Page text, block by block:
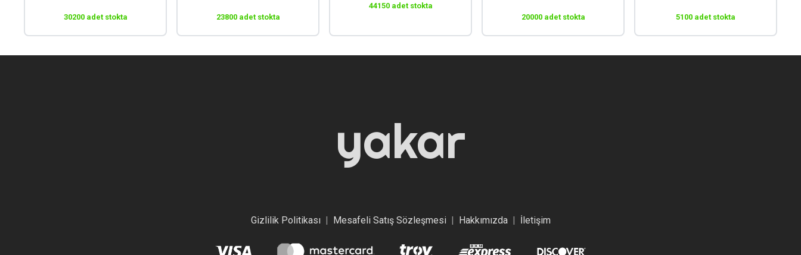
30200 adet stokta 23800 adet stokta
44150 adet stokta
20000 adet stokta 5100 adet stokta
yakar
Gizlilik Politikası| Mesafeli Satış Sözleşmesi| Hakkımızda| İletişim